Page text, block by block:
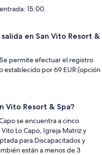
15:00.
en San Vito Resort &
Se permite efectuar el registro
establecido por 69 EUR (opción
Vito Resort & Spa?
se encuentra a cinco
Lo Capo, Igreja Matriz y
para Discapacitados y
están a menos de 3